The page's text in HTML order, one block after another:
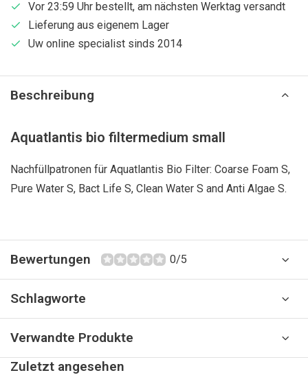
Vor 23:59 Uhr bestellt, am nächsten Werktag versandt
Lieferung aus eigenem Lager
Uw online specialist sinds 2014
Beschreibung
Aquatlantis bio filtermedium small
Nachfüllpatronen für Aquatlantis Bio Filter: Coarse Foam S,
Pure Water S, Bact Life S, Clean Water S and Anti Algae S.
Bewertungen 0/5
Schlagworte
Verwandte Produkte
Zuletzt angesehen